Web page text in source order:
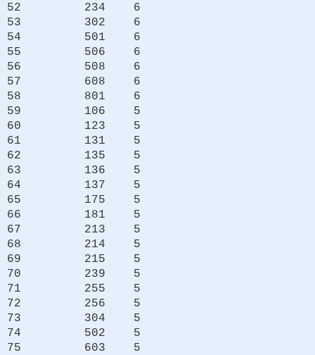
52 234 6
53 302 6
54 501 6
55 506 6
56 508 6
57 608 6
58 801 6
59 106 5
60 123 5
61 131 5
62 135 5
63 136 5
64 137 5
65 175 5
66 181 5
67 213 5
68 214 5
69 215 5
70 239 5
71 255 5
72 256 5
73 304 5
74 502 5
75 603 5